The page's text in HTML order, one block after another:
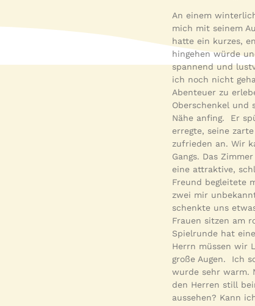
An einem
mich mit seinem
hatte ein kurzes,
hingehen würde
spannend und
ich noch nicht
Abenteuer zu
Oberschenkel und
Nähe anfing. Er
erregte, seine
zufrieden an. Wir
Gangs. Das
eine attraktive,
Freund begleitete
zwei mir
schenkte uns
Frauen sitzen am
Spielrunde hat
Herrn müssen wir
große Augen. Ich
wurde sehr warm.
den Herren still
aussehen? Kann